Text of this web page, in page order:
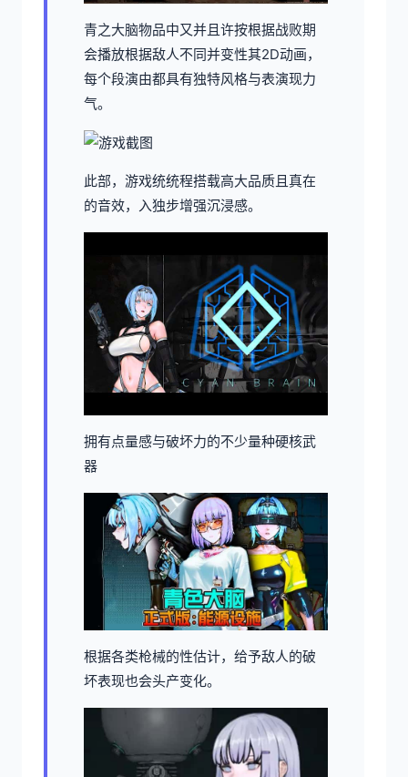
青之大脑物品中又并且许按根据战败期
会播放根据敌人不同并变性其2D动画，
每个段演由都具有独特风格与表演现力
气。
此部，游戏统统程搭载高大品质且真在
的音效，入独步增强沉浸感。
拥有点量感与破坏力的不少量种硬核武
器
根据各类枪械的性估计，给予敌人的破
坏表现也会头产变化。